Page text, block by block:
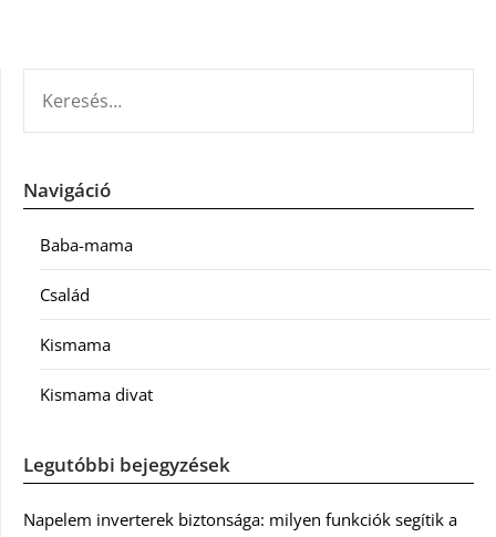
Navigáció
Baba-mama
Család
Kismama
Kismama divat
Legutóbbi bejegyzések
Napelem inverterek biztonsága: milyen funkciók segítik a